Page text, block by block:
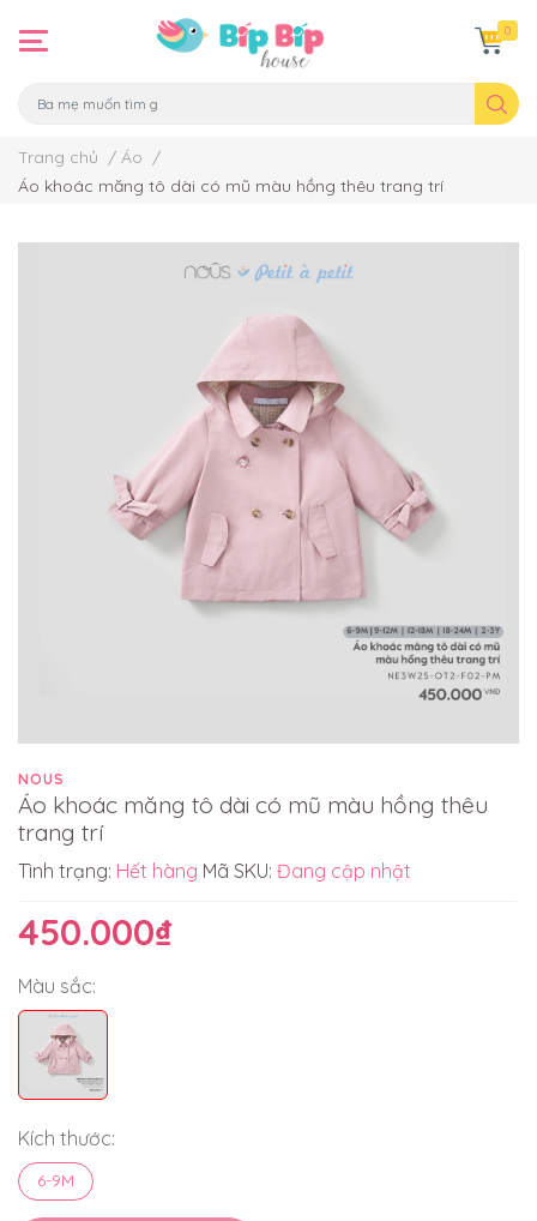
0
Trang chủ / Áo /
Áo khoác măng tô dài có mũ màu hồng thêu trang trí
NOUS
Áo khoác măng tô dài có mũ màu hồng thêu
trang trí
Tình trạng: Hết hàng Mã SKU: Đang cập nhật
450.000₫
Màu sắc:
Kích thước:
6-9M